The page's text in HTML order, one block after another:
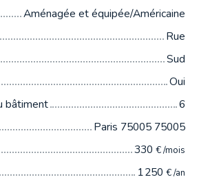
Aménagée et équipée/Américaine
Rue
Sud
Oui
bâtiment
6
Paris 75005 75005
330 € /mois
1 250 € /an